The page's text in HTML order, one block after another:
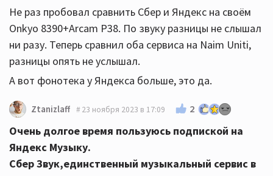
Не раз пробовал сравнить Сбер и Яндекс на своём
Onkyo 8390+Arcam P38. По звуку разницы не слышал
ни разу. Теперь сравнил оба сервиса на Naim Uniti,
разницы опять не услышал.
А вот фонотека у Яндекса больше, это да.
Ztanizlaff 23 ноября 2023 в 17:09 2
Очень долгое время пользуюсь подпиской на
Яндекс Музыку.
Сбер Звук,единственный музыкальный сервис в